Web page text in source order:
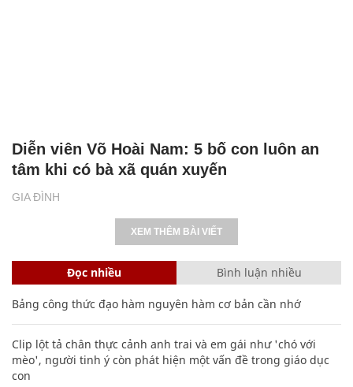
GIA ĐÌNH
Diễn viên Võ Hoài Nam: 5 bố con luôn an
tâm khi có bà xã quán xuyến
XEM THÊM BÀI VIẾT
Đọc nhiều Bình luận nhiều
Bảng công thức đạo hàm nguyên hàm cơ bản cần nhớ
Clip lột tả chân thực cảnh anh trai và em gái như 'chó với
mèo', người tinh ý còn phát hiện một vấn đề trong giáo dục
con